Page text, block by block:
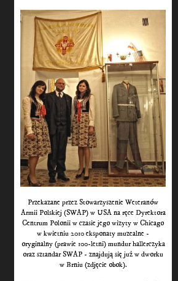
Przekazane przez Stowarzyszenie Weteranów
Armii Polskiej (SWAP) w USA na ręce Dyrektora
Centrum Polonii w czasie jego wizyty w Chicago
w kwietniu 2010 eksponaty muzealne -
oryginalny (prawie 100-letni) mundur hallerczyka
oraz sztandar SWAP - znajdują się już w dworku
w Brniu (zdjęcie obok).